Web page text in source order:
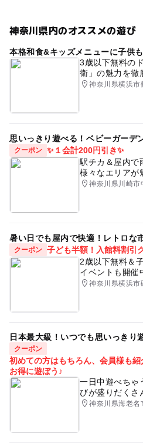
神奈川県内のオススメの遊び
本格和食&キッズメニューに子供
3歳以下無料の
衛」の魅力を徹
神奈川県横浜市
思いっきり遊べる！ベビーガーデ
クーポン ✨１会計200円引き✨
駅チカ＆屋内
様々なエリアが
神奈川県川崎市
暑い日でも屋内で快適！レトロな
クーポン 子ども半額！入館料割引
2歳以下無料＆
イベントも開催
神奈川県横浜市
日本最大級！いつでも思いっきり
クーポン
初めての方はもちろん、会員様も
お得に遊ぼう♪
一日中遊べちゃ
びが盛りだくさ
神奈川県海老名